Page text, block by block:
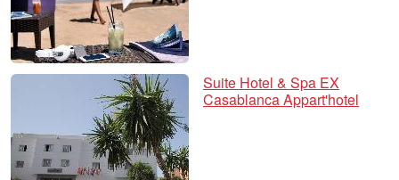
Suite Hotel & Spa EX
Casablanca Appart'hotel